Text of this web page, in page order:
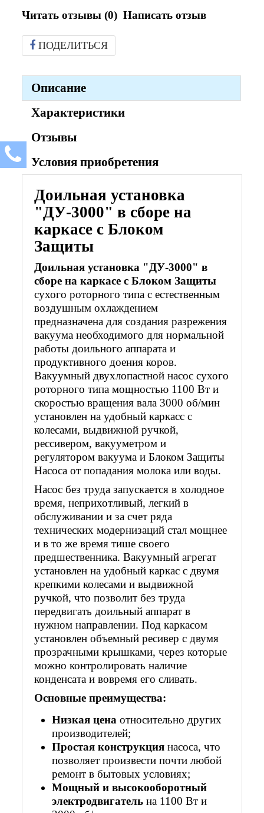
Читать отзывы (0) Написать отзыв
ПОДЕЛИТЬСЯ
Описание
Характеристики
Отзывы
Условия приобретения
Доильная установка
"ДУ-3000" в сборе на
каркасе с Блоком
Защиты
Доильная установка "ДУ-3000" в
сборе на каркасе с Блоком Защиты
сухого роторного типа с естественным
воздушным охлаждением
предназначена для создания разрежения
вакуума необходимого для нормальной
работы доильного аппарата и
продуктивного доения коров.
Вакуумный двухлопастной насос сухого
роторного типа мощностью 1100 Вт и
скоростью вращения вала 3000 об/мин
установлен на удобный каркасс с
колесами, выдвижной ручкой,
рессивером, вакууметром и
регулятором вакуума и Блоком Защиты
Насоса от попадания молока или воды.
Насос без труда запускается в холодное
время, неприхотливый, легкий в
обслуживании и за счет ряда
технических модернизаций стал мощнее
и в то же время тише своего
предшественника. Вакуумный агрегат
установлен на удобный каркас с двумя
крепкими колесами и выдвижной
ручкой, что позволит без труда
передвигать доильный аппарат в
нужном направлении. Под каркасом
установлен объемный ресивер с двумя
прозрачными крышками, через которые
можно контролировать наличие
конденсата и вовремя его сливать.
Основные преимущества:
Низкая цена относительно других
производителей;
Простая конструкция насоса, что
позволяет произвести почти любой
ремонт в бытовых условиях;
Мощный и высокооборотный
электродвигатель на 1100 Вт и